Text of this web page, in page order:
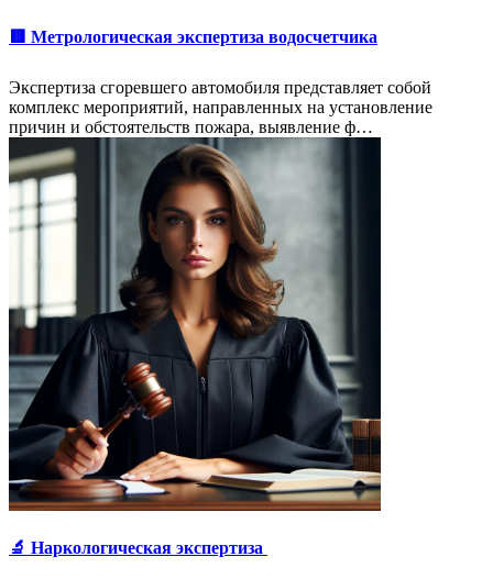
🟥 Метрологическая экспертиза водосчетчика
Экспертиза сгоревшего автомобиля представляет собой
комплекс мероприятий, направленных на установление
причин и обстоятельств пожара, выявление ф…
🔬 Наркологическая экспертиза